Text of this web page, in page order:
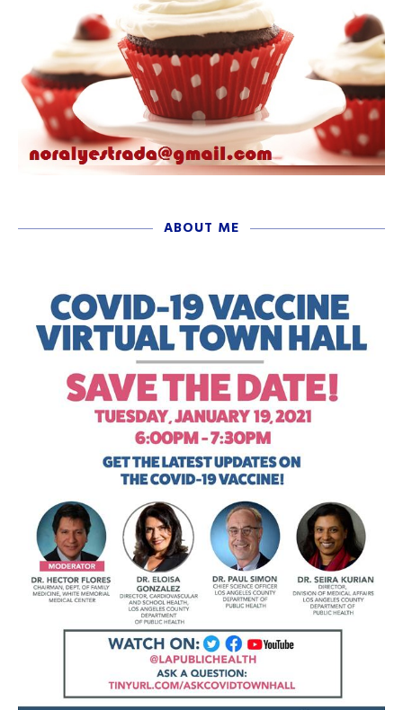
ABOUT ME